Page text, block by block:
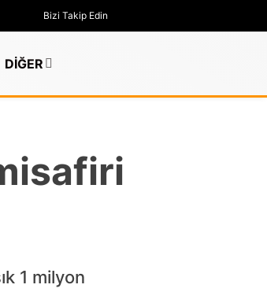
Bizi Takip Edin
DİĞER
1 milyon